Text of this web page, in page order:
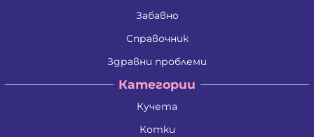
Забавно
Справочник
Здравни проблеми
Категории
Кучета
Котки